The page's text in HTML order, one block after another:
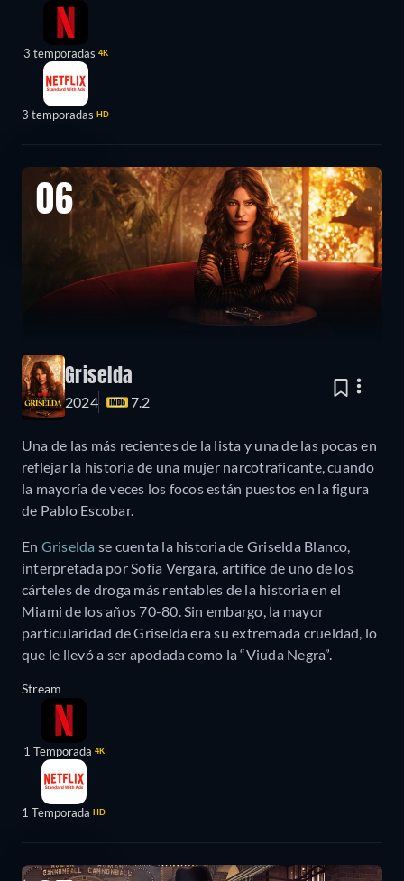
3 temporadas 4K
3 temporadas HD
06
Griselda
2024 7.2
Una de las más recientes de la lista y una de las pocas en
reflejar la historia de una mujer narcotraficante, cuando
la mayoría de veces los focos están puestos en la figura
de Pablo Escobar.
En Griselda se cuenta la historia de Griselda Blanco,
interpretada por Sofía Vergara, artífice de uno de los
cárteles de droga más rentables de la historia en el
Miami de los años 70-80. Sin embargo, la mayor
particularidad de Griselda era su extremada crueldad, lo
que le llevó a ser apodada como la “Viuda Negra”.
Stream
1 Temporada 4K
1 Temporada HD